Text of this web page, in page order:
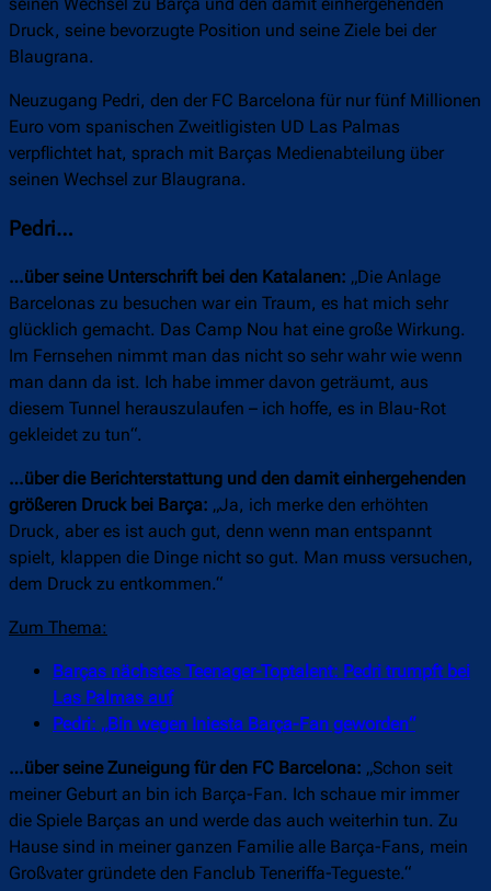
Druck, seine bevorzugte Position und seine Ziele bei der
Blaugrana.
Neuzugang Pedri, den der FC Barcelona für nur fünf Millionen
Euro vom spanischen Zweitligisten UD Las Palmas
verpflichtet hat, sprach mit Barças Medienabteilung über
seinen Wechsel zur Blaugrana.
Pedri…
…über seine Unterschrift bei den Katalanen: „Die Anlage
Barcelonas zu besuchen war ein Traum, es hat mich sehr
glücklich gemacht. Das Camp Nou hat eine große Wirkung.
Im Fernsehen nimmt man das nicht so sehr wahr wie wenn
man dann da ist. Ich habe immer davon geträumt, aus
diesem Tunnel herauszulaufen – ich hoffe, es in Blau-Rot
gekleidet zu tun“.
…über die Berichterstattung und den damit einhergehenden
größeren Druck bei Barça: „Ja, ich merke den erhöhten
Druck, aber es ist auch gut, denn wenn man entspannt
spielt, klappen die Dinge nicht so gut. Man muss versuchen,
dem Druck zu entkommen.“
Zum Thema:
Barças nächstes Teenager-Toptalent: Pedri trumpft bei
Las Palmas auf
Pedri: „Bin wegen Iniesta Barça-Fan geworden“
…über seine Zuneigung für den FC Barcelona: „Schon seit
meiner Geburt an bin ich Barça-Fan. Ich schaue mir immer
die Spiele Barças an und werde das auch weiterhin tun. Zu
Hause sind in meiner ganzen Familie alle Barça-Fans, mein
Großvater gründete den Fanclub Teneriffa-Tegueste.“